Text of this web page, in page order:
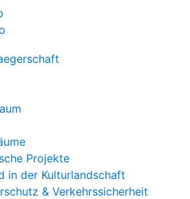
Projekte
in der Kulturlandschaft
& Verkehrssicherheit